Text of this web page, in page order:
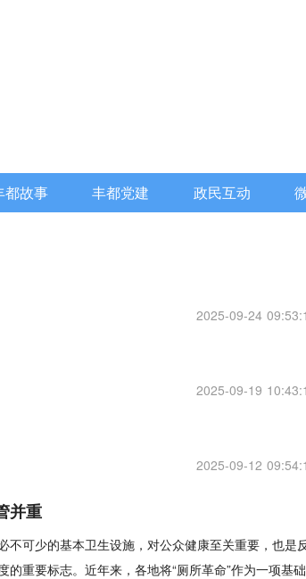
都故事 丰都党建 政民互动
2025-09-24
2025-09-19
2025-09-12
并重
不可少的基本卫生设施，对公众健康至关重要，也是
的重要标志。近年来，各地将“厕所革命”作为一项基础